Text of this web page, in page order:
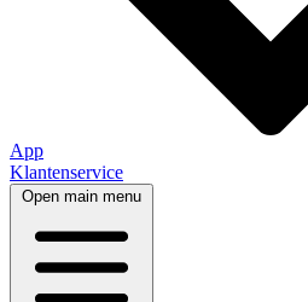
App
Klantenservice
Open main menu